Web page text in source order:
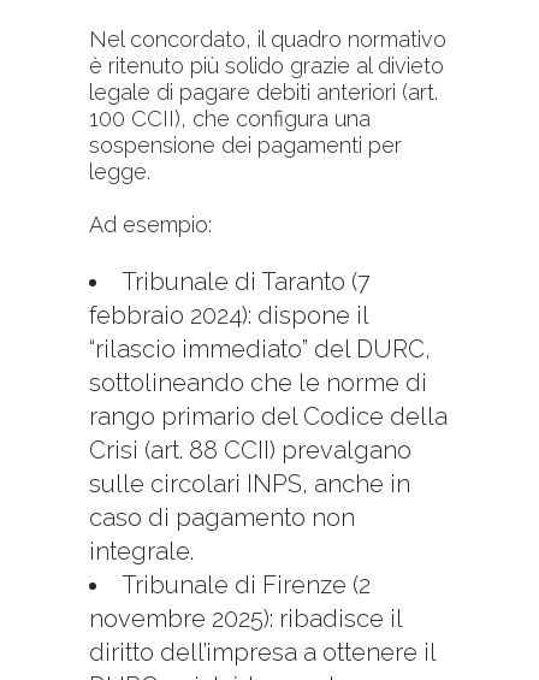
Nel concordato, il quadro normativo
è ritenuto più solido grazie al divieto
legale di pagare debiti anteriori (art.
100 CCII), che configura una
sospensione dei pagamenti per
legge.
Ad esempio:
Tribunale di Taranto (7
febbraio 2024): dispone il
“rilascio immediato” del DURC,
sottolineando che le norme di
rango primario del Codice della
Crisi (art. 88 CCII) prevalgano
sulle circolari INPS, anche in
caso di pagamento non
integrale.
Tribunale di Firenze (2
novembre 2025): ribadisce il
diritto dell’impresa a ottenere il